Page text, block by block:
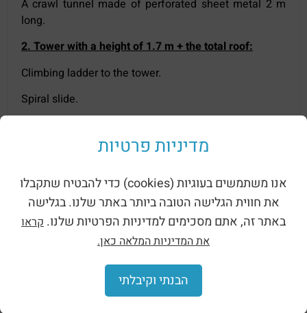
A crawl tunnel made of perforated sheet metal 2 m
long.
2. Tower with a height of 1.7 m + the total roof:
Climbing ladder to the tower.
Spiral slide.
Rope climbing net.
A straight slide 2 m long.
Related products
מדיניות פרטיות
אנו משתמשים בעוגיות (cookies) כדי להבטיח שתקבלו
את חווית הגלישה הטובה ביותר באתר שלנו. בגלישה
באתר זה, אתם מסכימים למדיניות הפרטיות שלנו. קראו
את המדיניות המלאה כאן.
הבנתי וקיבלתי